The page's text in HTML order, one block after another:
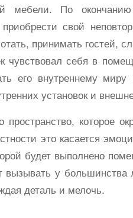
мебели. По
приобрести свой
принимать гостей,
чувствовал себя в
его внутреннему
установок и
пространство, которое
это касается
будет выполнено
вызывать у
деталь и мелочь.